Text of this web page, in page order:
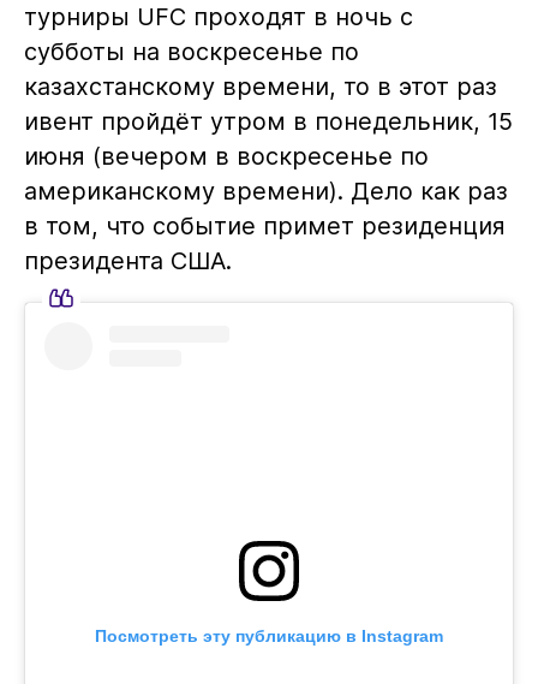
турниры UFC проходят в ночь с
субботы на воскресенье по
казахстанскому времени, то в этот раз
ивент пройдёт утром в понедельник, 15
июня (вечером в воскресенье по
американскому времени). Дело как раз
в том, что событие примет резиденция
президента США.
Посмотреть эту публикацию в Instagram